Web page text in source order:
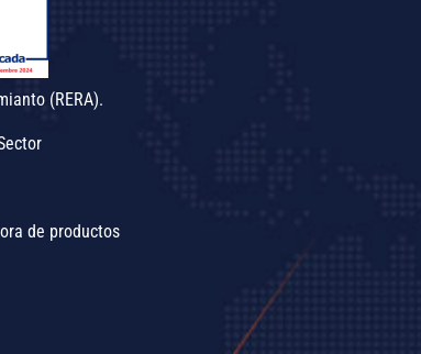
(RERA).
de productos